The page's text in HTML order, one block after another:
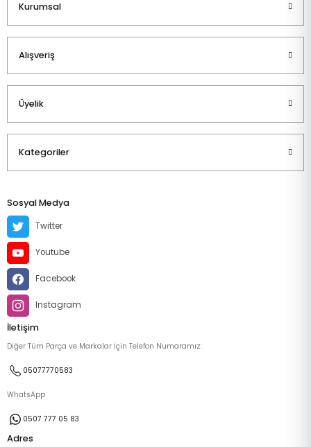
Kurumsal
Alışveriş
Üyelik
Kategoriler
Sosyal Medya
Twitter
Youtube
Facebook
Instagram
İletişim
Diğer Tüm Parça ve Markalar İçin Telefon Numaramız:
05077770583
WhatsApp
0507 777 05 83
Adres